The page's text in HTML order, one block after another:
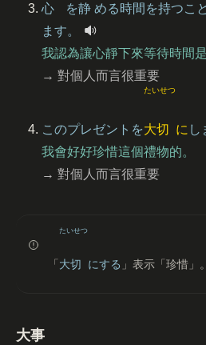
心 を静 める時間 を持つこ
ます。
我認為讓心靜下來等待時間
→ 對個人而言很重要
このプレゼントを大切
たいせつ
に し
我會好好珍惜這個禮物的。
→ 對個人而言很重要
「 大切
たいせつ
にする 」表示「珍惜」。
大事